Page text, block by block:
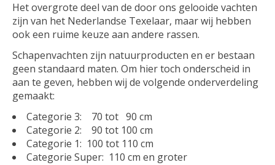
Het overgrote deel van de door ons gelooide vachten
zijn van het Nederlandse Texelaar, maar wij hebben
ook een ruime keuze aan andere rassen.
Schapenvachten zijn natuurproducten en er bestaan
geen standaard maten. Om hier toch onderscheid in
aan te geven, hebben wij de volgende onderverdeling
gemaakt:
Categorie 3: 70 tot 90 cm
Categorie 2: 90 tot 100 cm
Categorie 1: 100 tot 110 cm
Categorie Super: 110 cm en groter